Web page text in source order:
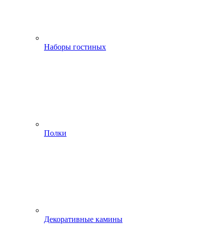
Наборы гостиных
Полки
Декоративные камины